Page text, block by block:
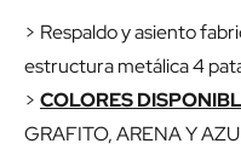
> Respaldo y asiento
estructura metálica 4
> COLORES
GRAFITO, ARENA Y